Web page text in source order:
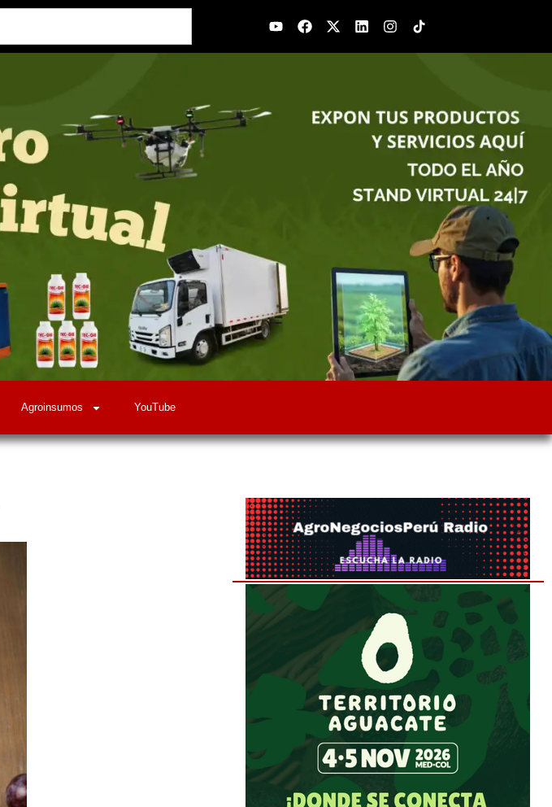
YoutubeFacebook
X-
twitter
LinkedinInstagram
Agroinsumos YouTube